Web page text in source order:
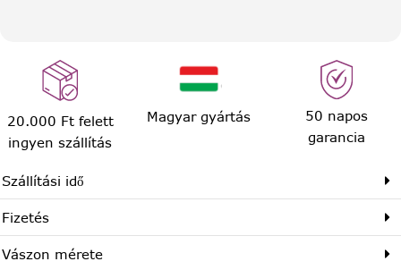
20.000 Ft felett
ingyen szállítás
Magyar gyártás
50 napos
garancia
Szállítási idő
Fizetés
Vászon mérete